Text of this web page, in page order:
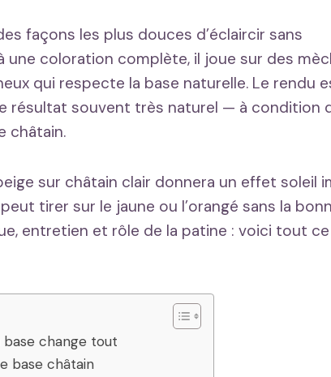
façons les plus douces d’éclaircir sans
coloration complète, il joue sur des
qui respecte la base naturelle. Le rendu
résultat souvent très naturel — à condition
châtain.
sur châtain clair donnera un effet soleil
tirer sur le jaune ou l’orangé sans la
entretien et rôle de la patine : voici tout ce
base change tout
base châtain